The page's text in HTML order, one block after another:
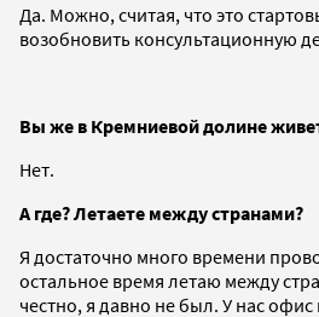
Да. Можно, считая, что это
возобновить консультационную
Вы же в Кремниевой долине
Нет.
А где? Летаете между странами?
Я достаточно много времени
остальное время летаю между
честно, я давно не был. У нас